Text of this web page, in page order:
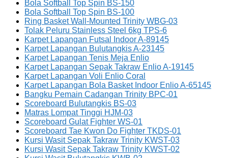
Bola Softball Top Spin BS-150
Bola Softball Top Spin BS-100
Ring Basket Wall-Mounted Trinity WBG-03
Tolak Peluru Stainless Steel 6kg TPS-6
Karpet Lapangan Futsal Indoor A-89145
Karpet Lapangan Bulutangkis A-23145
Karpet Lapangan Tenis Meja Enlio
Karpet Lapangan Sepak Takraw Enlio A-19145
Karpet Lapangan Voli Enlio Coral
Karpet Lapangan Bola Basket Indoor Enlio A-65145
Bangku Pemain Cadangan Trinity BPC-01
Scoreboard Bulutangkis BS-03
Matras Lompat Tinggi HJM-03
Scoreboard Gulat Fighter WS-01
Scoreboard Tae Kwon Do Fighter TKDS-01
Kursi Wasit Sepak Takraw Trinity KWST-03
Kursi Wasit Sepak Takraw Trinity KWST-02